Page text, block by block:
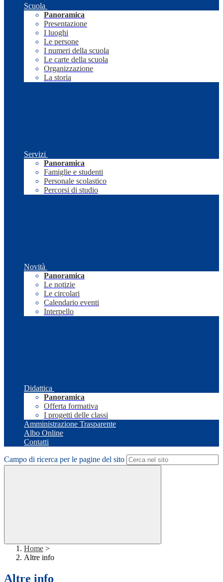
Scuola
Panoramica
Presentazione
I luoghi
Le persone
I numeri della scuola
Le carte della scuola
Organizzazione
La storia
Servizi
Panoramica
Famiglie e studenti
Personale scolastico
Percorsi di studio
Novità
Panoramica
Le notizie
Le circolari
Calendario eventi
Interpello
Didattica
Panoramica
Offerta formativa
I progetti delle classi
Amministrazione Trasparente
Albo Online
Contatti
Campo di ricerca per le pagine del sito
Home >
Altre info
Altre info